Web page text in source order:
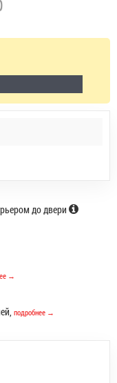
до двери
→
подробнее →